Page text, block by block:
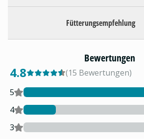
Fütterungsempfehlung
Bewertungen
4.8 (15 Bewertungen)
5
4
3